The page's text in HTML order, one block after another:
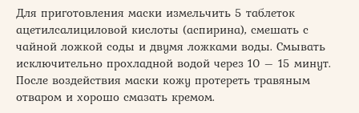
Для приготовления маски измельчить 5 таблеток
ацетилсалициловой кислоты (аспирина), смешать с
чайной ложкой соды и двумя ложками воды. Смывать
исключительно прохладной водой через 10 – 15 минут.
После воздействия маски кожу протереть травяным
отваром и хорошо смазать кремом.